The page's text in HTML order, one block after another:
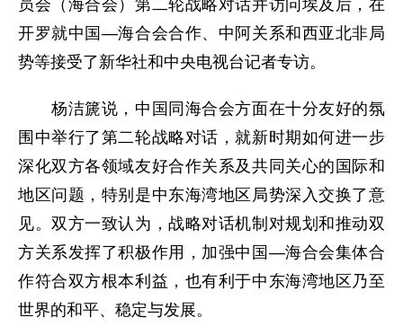
员会（海合会）第二轮战略对话并访问埃及后，在
开罗就中国—海合会合作、中阿关系和西亚北非局
势等接受了新华社和中央电视台记者专访。
杨洁篪说，中国同海合会方面在十分友好的氛
围中举行了第二轮战略对话，就新时期如何进一步
深化双方各领域友好合作关系及共同关心的国际和
地区问题，特别是中东海湾地区局势深入交换了意
见。双方一致认为，战略对话机制对规划和推动双
方关系发挥了积极作用，加强中国—海合会集体合
作符合双方根本利益，也有利于中东海湾地区乃至
世界的和平、稳定与发展。